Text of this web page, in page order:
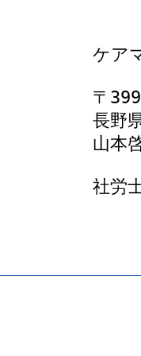
ケア
〒
長野
山本
社労